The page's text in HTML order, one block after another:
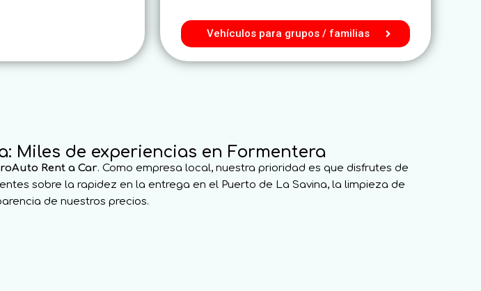
Vehículos para grupos / familias
Miles de experiencias en Formentera
Rent a Car. Como empresa local, nuestra prioridad es que disfrutes de
sobre la rapidez en la entrega en el Puerto de La Savina, la limpieza de
de nuestros precios.